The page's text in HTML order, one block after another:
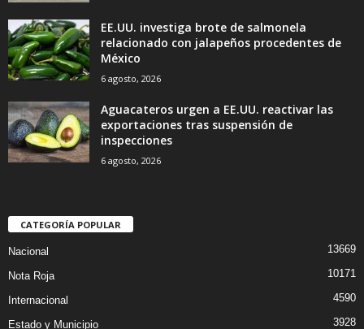
EE.UU. investiga brote de salmonela
relacionado con jalapeños procedentes de
México
6 agosto, 2026
Aguacateros urgen a EE.UU. reactivar las
exportaciones tras suspensión de
inspecciones
6 agosto, 2026
CATEGORÍA POPULAR
Nacional 13669
Nota Roja 10171
Internacional 4590
Estado y Municipio 3928